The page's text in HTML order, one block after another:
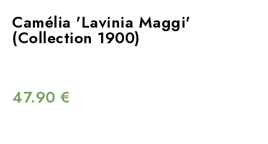
Camélia 'Lavinia Maggi'
(Collection 1900)
47.90 €